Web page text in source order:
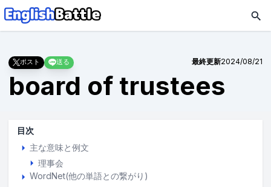
ポスト 送る 最終更新2024/08/21
board of trustees
目次
主な意味と例文
理事会
WordNet(他の単語との繋がり)